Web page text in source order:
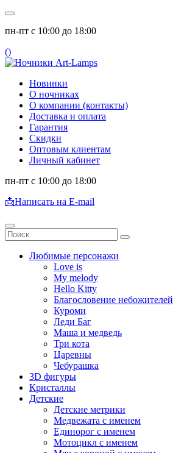
пн-пт с 10:00 до 18:00
()
Новинки
О ночниках
О компании (контакты)
Доставка и оплата
Гарантия
Скидки
Оптовым клиентам
Личный кабинет
пн-пт с 10:00 до 18:00
📩Написать на E-mail
Любимые персонажи
Love is
My melody
Hello Kitty
Благословение небожителей
Куроми
Леди Баг
Маша и медведь
Три кота
Царевны
Чебурашка
3D фигуры
Кристаллы
Детские
Детские метрики
Медвежата с именем
Единорог с именем
Мотоцикл с именем